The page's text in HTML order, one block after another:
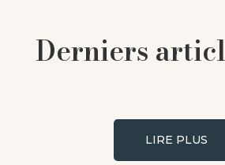
Derniers
LIRE PLUS